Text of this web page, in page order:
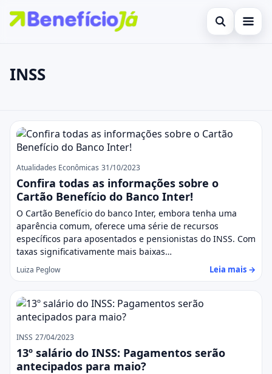
Abrir busca
Atualidades Econômicas
Legal
Pressione Enter para buscar ou ESC para fechar.
INSS
INSS
Atualidades Econômicas 31/10/2023
Confira todas as informações sobre o
Cartão Benefício do Banco Inter!
O Cartão Benefício do banco Inter, embora tenha uma
aparência comum, oferece uma série de recursos
específicos para aposentados e pensionistas do INSS. Com
taxas significativamente mais baixas…
Luiza Peglow Leia mais →
INSS 27/04/2023
13º salário do INSS: Pagamentos serão
antecipados para maio?